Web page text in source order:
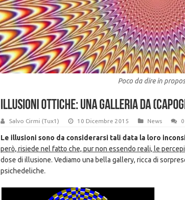
Poco da dire in
Illusioni ottiche: una galleria da
Salvo Cirmi (Tux1) 10 Dicembre 2015 News
Le illusioni sono da considerarsi tali data la loro
però, risiede nel fatto che, pur non essendo reali, le
dose di illusione. Vediamo una bella gallery, ricca di
psichedeliche.